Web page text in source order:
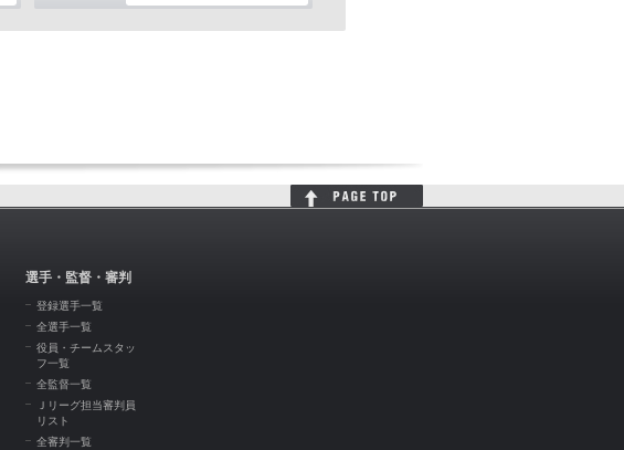
選手・監督・審判
登録選手一覧
全選手一覧
役員・チームスタッ
フ一覧
全監督一覧
Ｊリーグ担当審判員
リスト
全審判一覧